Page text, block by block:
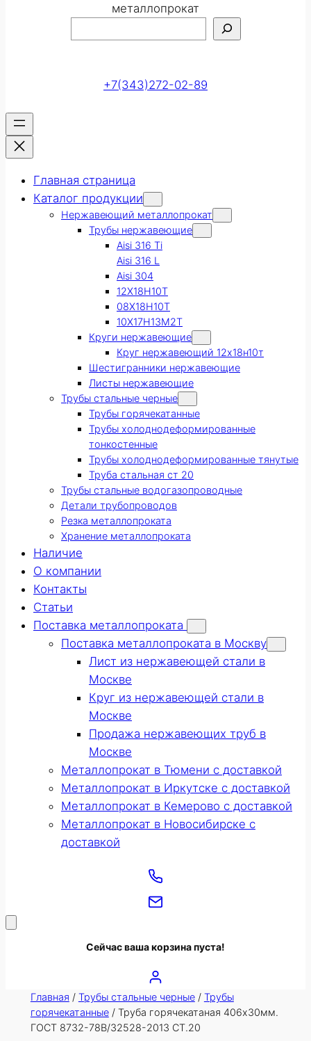
металлопрокат
+7(343)272-02-89
Главная страница
Каталог продукции
Нержавеющий металлопрокат
Трубы нержавеющие
Aisi 316 Ti
Aisi 316 L
Aisi 304
12Х18Н10Т
08Х18Н10Т
10Х17Н13М2Т
Круги нержавеющие
Круг нержавеющий 12х18н10т
Шестигранники нержавеющие
Листы нержавеющие
Трубы стальные черные
Трубы горячекатанные
Трубы холоднодеформированные
тонкостенные
Трубы холоднодеформированные тянутые
Труба стальная ст 20
Трубы стальные водогазопроводные
Детали трубопроводов
Резка металлопроката
Хранение металлопроката
Наличие
О компании
Контакты
Статьи
Поставка металлопроката
Поставка металлопроката в Москву
Лист из нержавеющей стали в
Москве
Круг из нержавеющей стали в
Москве
Продажа нержавеющих труб в
Москве
Металлопрокат в Тюмени с доставкой
Металлопрокат в Иркутске с доставкой
Металлопрокат в Кемерово с доставкой
Металлопрокат в Новосибирске с
доставкой
Сейчас ваша корзина пуста!
Главная / Трубы стальные черные/ Трубы
горячекатанные/ Труба горячекатаная 406х30мм.
ГОСТ 8732-78В/32528-2013 СТ.20